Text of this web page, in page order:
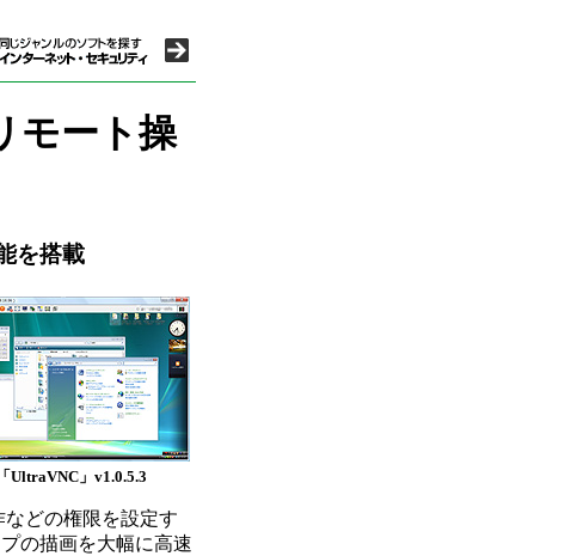
モート操
を搭載
「UltraVNC」v1.0.5.3
などの権限を設定す
の描画を大幅に高速